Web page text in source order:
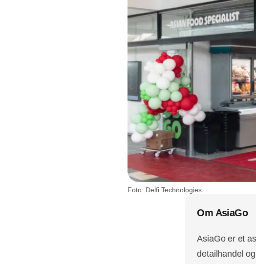
Foto: Delfi Technologies
Om AsiaGo
AsiaGo er et
detailhandel